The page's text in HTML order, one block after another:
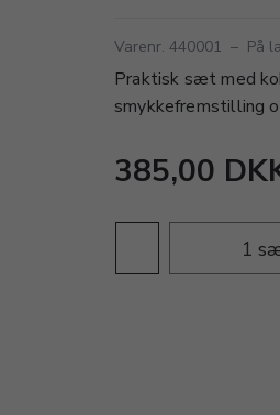
Varenr. 440001 – På
Praktisk sæt med
smykkefremstilling
385,00